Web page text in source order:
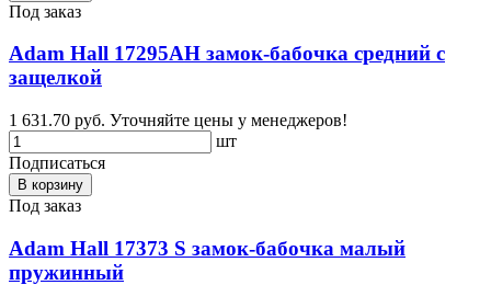
Под заказ
Adam Hall 17295AH замок-бабочка средний с
защелкой
1 631.70 руб. Уточняйте цены у менеджеров!
шт
Подписаться
В корзину
Под заказ
Adam Hall 17373 S замок-бабочка малый
пружинный